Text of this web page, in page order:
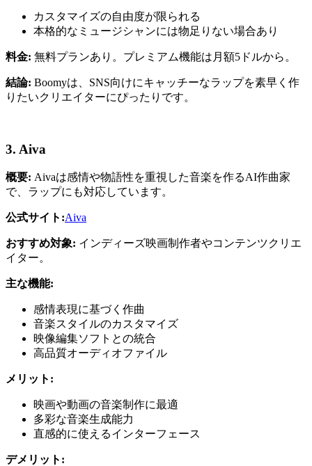
カスタマイズの自由度が限られる
本格的なミュージシャンには物足りない場合あり
料金: 無料プランあり。プレミアム機能は月額5ドルから。
結論: Boomyは、SNS向けにキャッチーなラップを素早く作
りたいクリエイターにぴったりです。
3. Aiva
概要: Aivaは感情や物語性を重視した音楽を作るAI作曲家
で、ラップにも対応しています。
公式サイト:Aiva
おすすめ対象: インディーズ映画制作者やコンテンツクリエ
イター。
主な機能:
感情表現に基づく作曲
音楽スタイルのカスタマイズ
映像編集ソフトとの統合
高品質オーディオファイル
メリット:
映画や動画の音楽制作に最適
多彩な音楽生成能力
直感的に使えるインターフェース
デメリット: